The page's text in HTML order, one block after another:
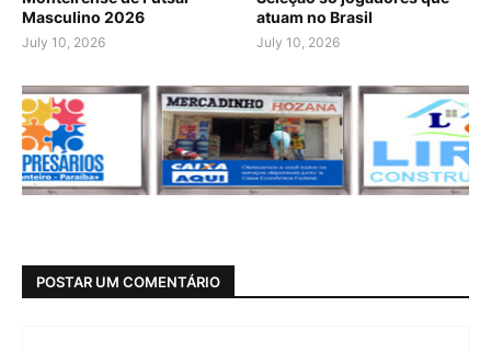
Masculino 2026
July 10, 2026
atuam no Brasil
July 10, 2026
POSTAR UM COMENTÁRIO